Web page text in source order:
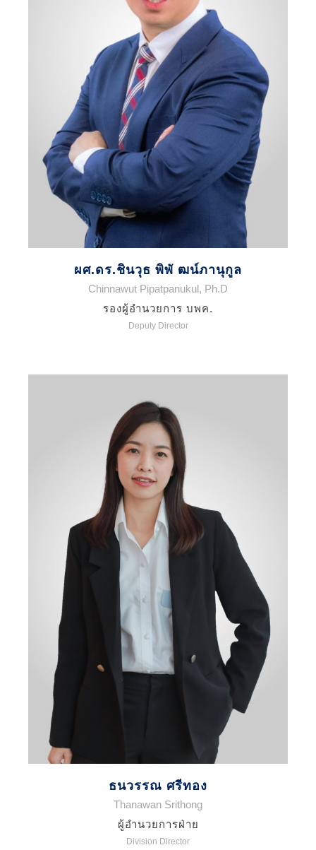
ผศ.ดร.ชินวุธ พิพั ฒน์ภานุกูล
Chinnawut Pipatpanukul, Ph.D
รองผู้อำนวยการ บพค.
Deputy Director
ธนวรรณ ศรีทอง
Thanawan Srithong
ผู้อำนวยการฝ่าย
Division Director